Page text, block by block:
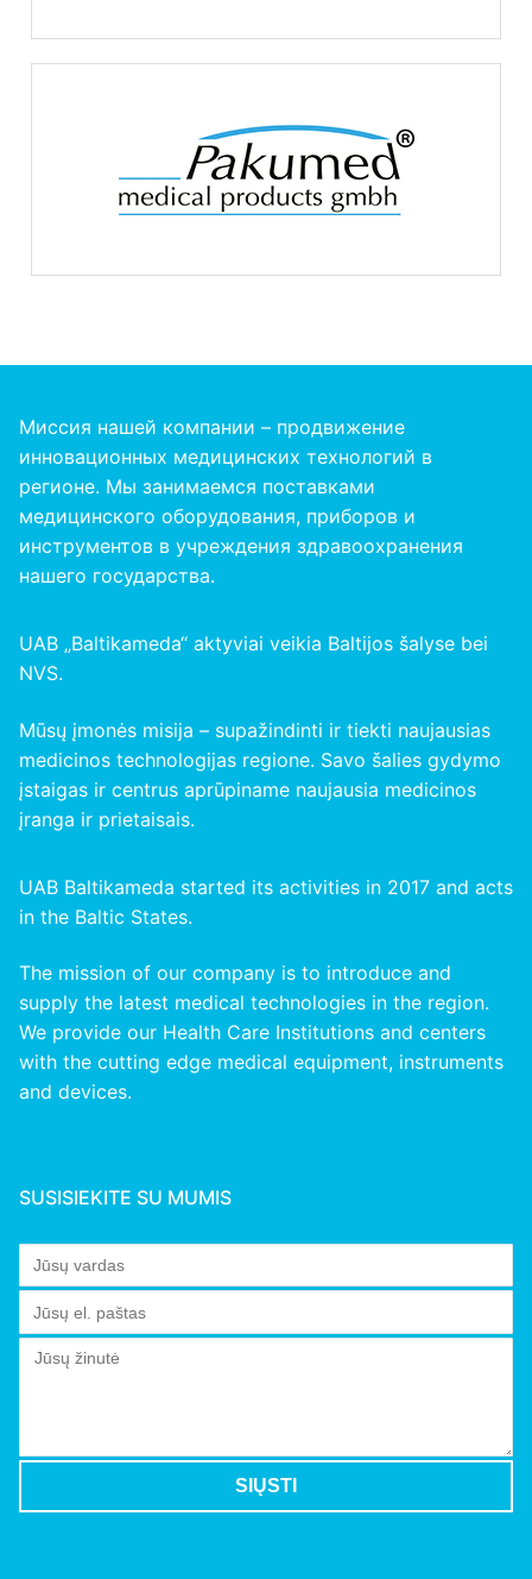
Миссия нашей компании – продвижение
инновационных медицинских технологий в
регионе. Мы занимаемся поставками
медицинского оборудования, приборов и
инструментов в учреждения здравоохранения
нашего государства.
UAB „Baltikameda“ aktyviai veikia Baltijos šalyse bei
NVS.
Mūsų įmonės misija – supažindinti ir tiekti naujausias
medicinos technologijas regione. Savo šalies gydymo
įstaigas ir centrus aprūpiname naujausia medicinos
įranga ir prietaisais.
UAB Baltikameda started its activities in 2017 and acts
in the Baltic States.
The mission of our company is to introduce and
supply the latest medical technologies in the region.
We provide our Health Care Institutions and centers
with the cutting edge medical equipment, instruments
and devices.
SUSISIEKITE SU MUMIS